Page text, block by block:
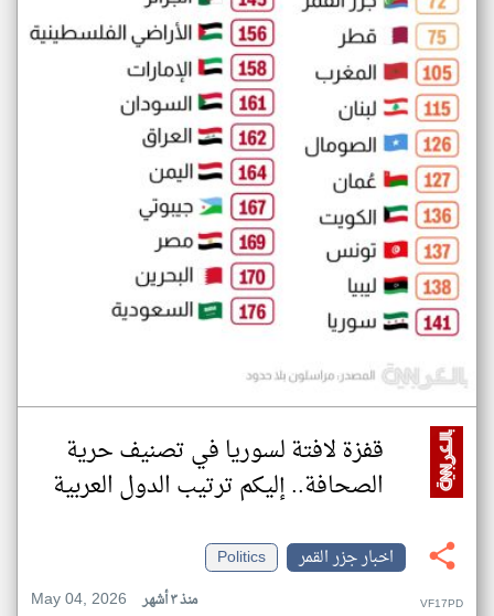
قفزة لافتة لسوريا في تصنيف حرية
الصحافة.. إليكم ترتيب الدول العربية
اخبار جزر القمر
Politics
May 04, 2026
منذ ٣ أشهر VF17PD